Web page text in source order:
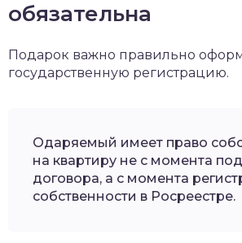
обязательна
Подарок важно правильно
государственную регистрацию.
Одаряемый имеет право
на квартиру не с момента
договора, а с момента
собственности в Росреестре.